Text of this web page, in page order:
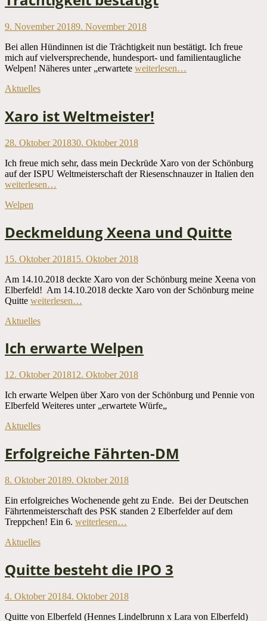
Veröffentlicht
9. November 20189. November 2018
Bei allen Hündinnen ist die Trächtigkeit nun bestätigt. Ich freue
mich auf vielversprechende, hundesport- und familientaugliche
Welpen! Näheres unter „erwartete weiterlesen…
Kategorien
Aktuelles
Xaro ist Weltmeister!
Veröffentlicht
28. Oktober 201830. Oktober 2018
Ich freue mich sehr, dass mein Deckrüde Xaro von der Schönburg
auf der ISPU Weltmeisterschaft der Riesenschnauzer in Italien den
weiterlesen…
Kategorien
Welpen
Deckmeldung Xeena und Quitte
Veröffentlicht
15. Oktober 201815. Oktober 2018
Am 14.10.2018 deckte Xaro von der Schönburg meine Xeena von
Elberfeld! Am 14.10.2018 deckte Xaro von der Schönburg meine
Quitte weiterlesen…
Kategorien
Aktuelles
Ich erwarte Welpen
Veröffentlicht
12. Oktober 201812. Oktober 2018
Ich erwarte Welpen über Xaro von der Schönburg und Pennie von
Elberfeld Weiteres unter „erwartete Würfe„
Kategorien
Aktuelles
Erfolgreiche Fährten-DM
Veröffentlicht
8. Oktober 20189. Oktober 2018
Ein erfolgreiches Wochenende geht zu Ende. Bei der Deutschen
Fährtenmeisterschaft des PSK standen 2 Elberfelder auf dem
Treppchen! Ein 6. weiterlesen…
Kategorien
Aktuelles
Quitte besteht die IPO 3
Veröffentlicht
4. Oktober 20184. Oktober 2018
Quitte von Elberfeld (Hennes Lindelbrunn x Lara von Elberfeld)